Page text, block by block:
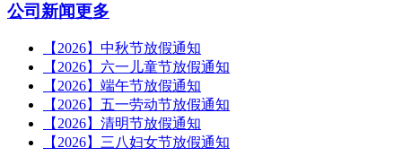
公司新闻更多
【2026】中秋节放假通知
【2026】六一儿童节放假通知
【2026】端午节放假通知
【2026】五一劳动节放假通知
【2026】清明节放假通知
【2026】三八妇女节放假通知